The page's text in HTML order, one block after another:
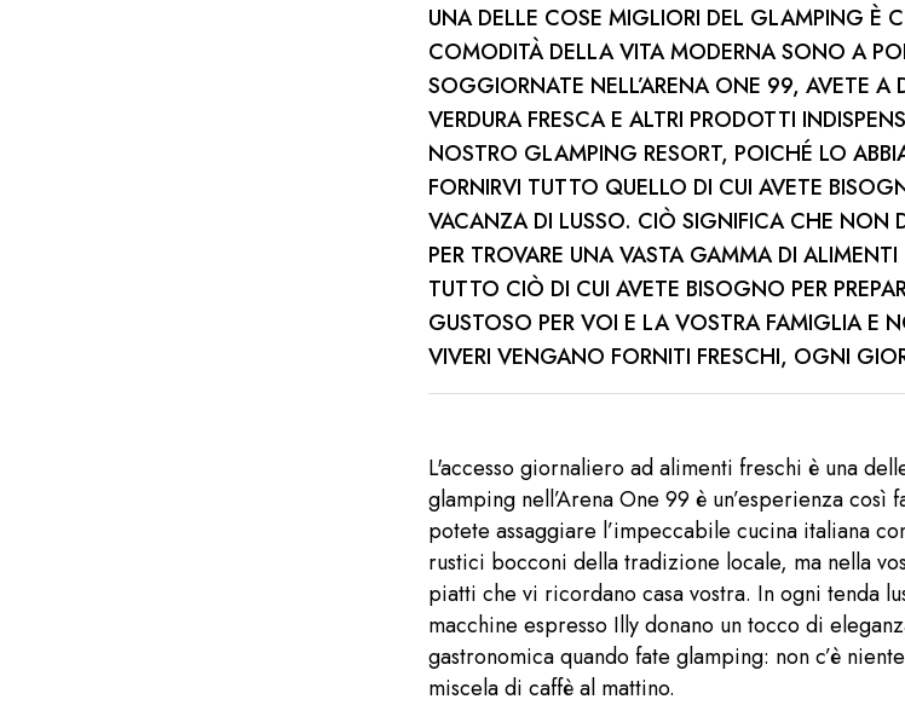
UNA DELLE COSE MIGLIORI DEL GLAMPING È
COMODITÀ DELLA VITA MODERNA SONO A
SOGGIORNATE NELL’ARENA ONE 99, AVETE A
VERDURA FRESCA E ALTRI PRODOTTI
NOSTRO GLAMPING RESORT, POICHÉ LO
FORNIRVI TUTTO QUELLO DI CUI AVETE
VACANZA DI LUSSO. CIÒ SIGNIFICA CHE NON
PER TROVARE UNA VASTA GAMMA DI
TUTTO CIÒ DI CUI AVETE BISOGNO PER
GUSTOSO PER VOI E LA VOSTRA FAMIGLIA E
VIVERI VENGANO FORNITI FRESCHI, OGNI
L'accesso giornaliero ad alimenti freschi è una
glamping nell’Arena One 99 è un’esperienza
potete assaggiare l’impeccabile cucina italiana
rustici bocconi della tradizione locale, ma nella
piatti che vi ricordano casa vostra. In ogni tenda
macchine espresso Illy donano un tocco di
gastronomica quando fate glamping: non c’è
miscela di caffè al mattino.